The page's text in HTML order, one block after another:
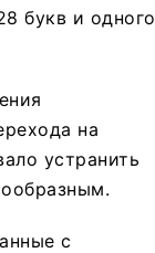
букв и одного
на
устранить
с